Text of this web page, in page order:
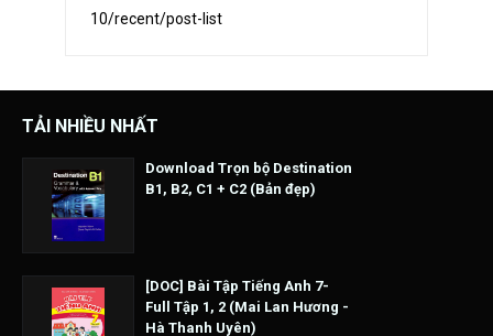
10/recent/post-list
TẢI NHIỀU NHẤT
Download Trọn bộ Destination
B1, B2, C1 + C2 (Bản đẹp)
[DOC] Bài Tập Tiếng Anh 7-
Full Tập 1, 2 (Mai Lan Hương -
Hà Thanh Uyên)